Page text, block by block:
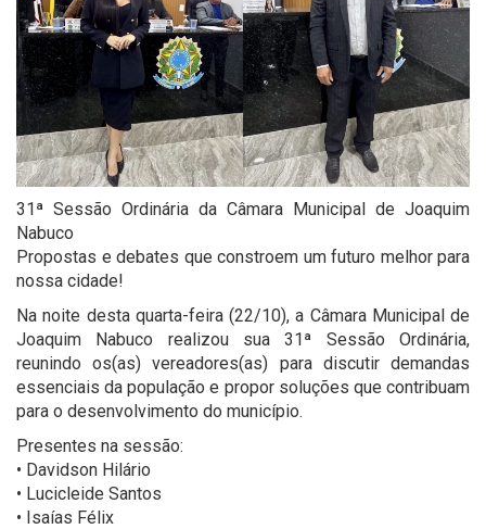
31ª Sessão Ordinária da Câmara Municipal de Joaquim
Nabuco
Propostas e debates que constroem um futuro melhor para
nossa cidade!
Na noite desta quarta-feira (22/10), a Câmara Municipal de
Joaquim Nabuco realizou sua 31ª Sessão Ordinária,
reunindo os(as) vereadores(as) para discutir demandas
essenciais da população e propor soluções que contribuam
para o desenvolvimento do município.
Presentes na sessão:
• Davidson Hilário
• Lucicleide Santos
• Isaías Félix